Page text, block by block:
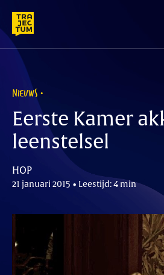
content
NIEUWS
Eerste Kamer
leenstelsel
HOP
21 januari 2015 • Leestijd: 4 min